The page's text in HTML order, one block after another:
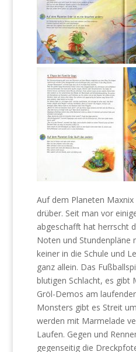
Auf dem Planeten
drüber. Seit man vor
abgeschafft hat herrscht
Noten und Stundenpläne
keiner in die Schule und
ganz allein. Das
blutigen Schlacht, es gibt
Gröl-Demos am
Monsters gibt es Streit
werden mit Marmelade
Laufen. Gegen und
gegenseitig die